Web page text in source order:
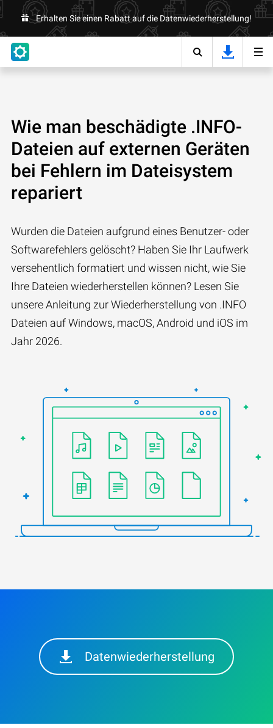
Erhalten Sie einen Rabatt auf die Datenwiederherstellung!
Wie man beschädigte .INFO-
Dateien auf externen Geräten
bei Fehlern im Dateisystem
repariert
Wurden die Dateien aufgrund eines Benutzer- oder
Softwarefehlers gelöscht? Haben Sie Ihr Laufwerk
versehentlich formatiert und wissen nicht, wie Sie
Ihre Dateien wiederherstellen können? Lesen Sie
unsere Anleitung zur Wiederherstellung von .INFO
Dateien auf Windows, macOS, Android und iOS im
Jahr 2026.
Datenwiederherstellung